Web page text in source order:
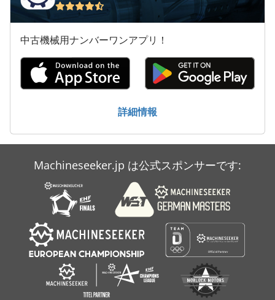
中古機械用ナンバーワンアプリ！
詳細情報
Machineseeker.jp は公式スポンサーです: